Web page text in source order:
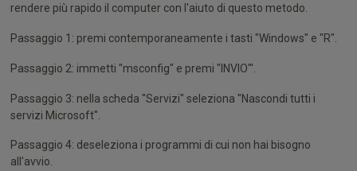
rendere più rapido il computer con l'aiuto di questo metodo.
Passaggio 1: premi contemporaneamente i tasti "Windows" e "R".
Passaggio 2: immetti "msconfig" e premi "INVIO"'.
Passaggio 3: nella scheda "Servizi" seleziona "Nascondi tutti i
servizi Microsoft".
Passaggio 4: deseleziona i programmi di cui non hai bisogno
all'avvio.